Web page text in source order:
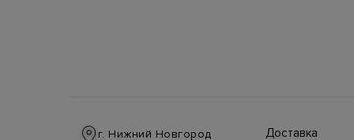
г. Нижний Новгород Доставка